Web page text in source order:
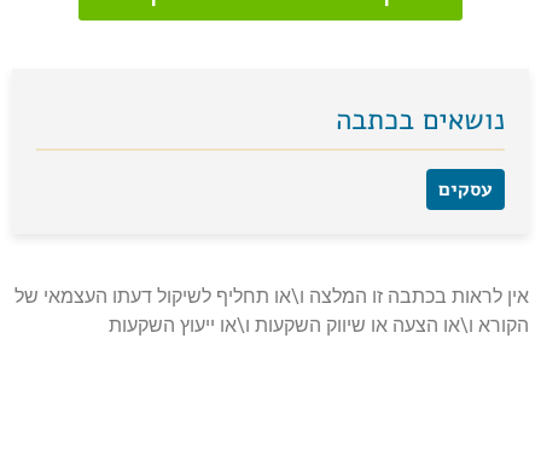
נושאים בכתבה
עסקים
אין לראות בכתבה זו המלצה ו\או תחליף לשיקול דעתו העצמאי של
הקורא ו\או הצעה או שיווק השקעות ו\או ייעוץ השקעות